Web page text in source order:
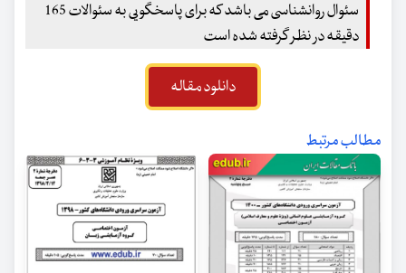
سئوال روانشناسی می باشد که برای پاسخگویی به سئوالات 165
دقیقه در نظر گرفته شده است
دانلود مقاله
مطالب مرتبط